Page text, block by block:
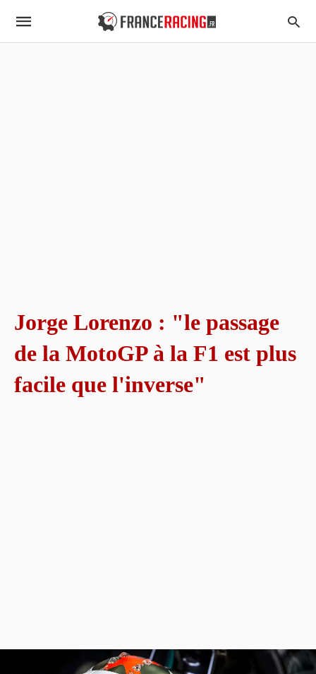
Jorge Lorenzo : "le passage
de la MotoGP à la F1 est plus
facile que l'inverse"